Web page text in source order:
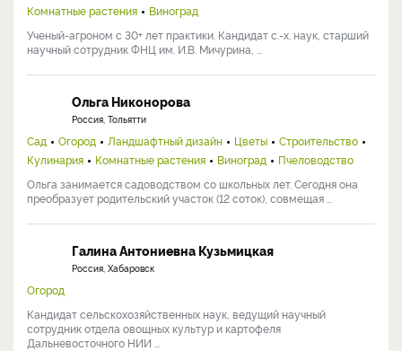
Комнатные растения
Виноград
Ученый-агроном с 30+ лет практики. Кандидат с.-х. наук, старший
научный сотрудник ФНЦ им. И.В. Мичурина, ...
Ольга Никонорова
Россия, Тольятти
Сад Огород Ландшафтный дизайн Цветы
Строительство
Кулинария
Комнатные растения Виноград
Пчеловодство
Ольга занимается садоводством со школьных лет. Сегодня она
преобразует родительский участок (12 соток), совмещая ...
Галина Антониевна Кузьмицкая
Россия, Хабаровск
Огород
Кандидат сельскохозяйственных наук, ведущий научный
сотрудник отдела овощных культур и картофеля
Дальневосточного НИИ ...